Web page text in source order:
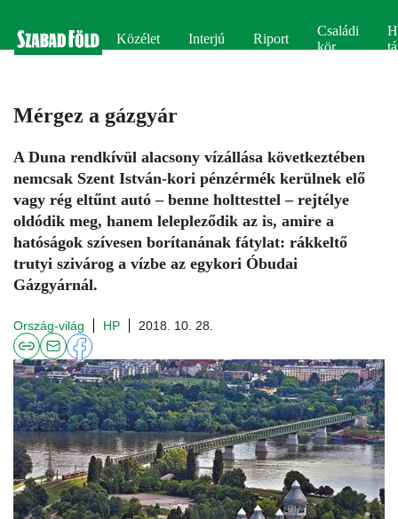
Közélet Interjú Riport
Családi
kör
Mérgez a gázgyár
A Duna rendkívül alacsony vízállása következtében
nemcsak Szent István-kori pénzérmék kerülnek elő
vagy rég eltűnt autó – benne holttesttel – rejtélye
oldódik meg, hanem lelepleződik az is, amire a
hatóságok szívesen borítanának fátylat: rákkeltő
trutyi szivárog a vízbe az egykori Óbudai
Gázgyárnál.
Ország-világ HP 2018. 10. 28.